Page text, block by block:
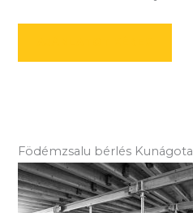
Födémzsalu bérlés Kunágota